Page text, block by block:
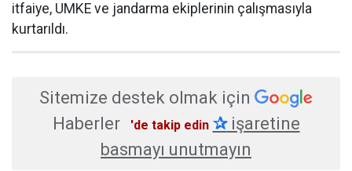
itfaiye, UMKE ve jandarma ekiplerinin çalışmasıyla
kurtarıldı.
Sitemize destek olmak için
Haberler
'de takip edin ✰işaretine
basmayı unutmayın